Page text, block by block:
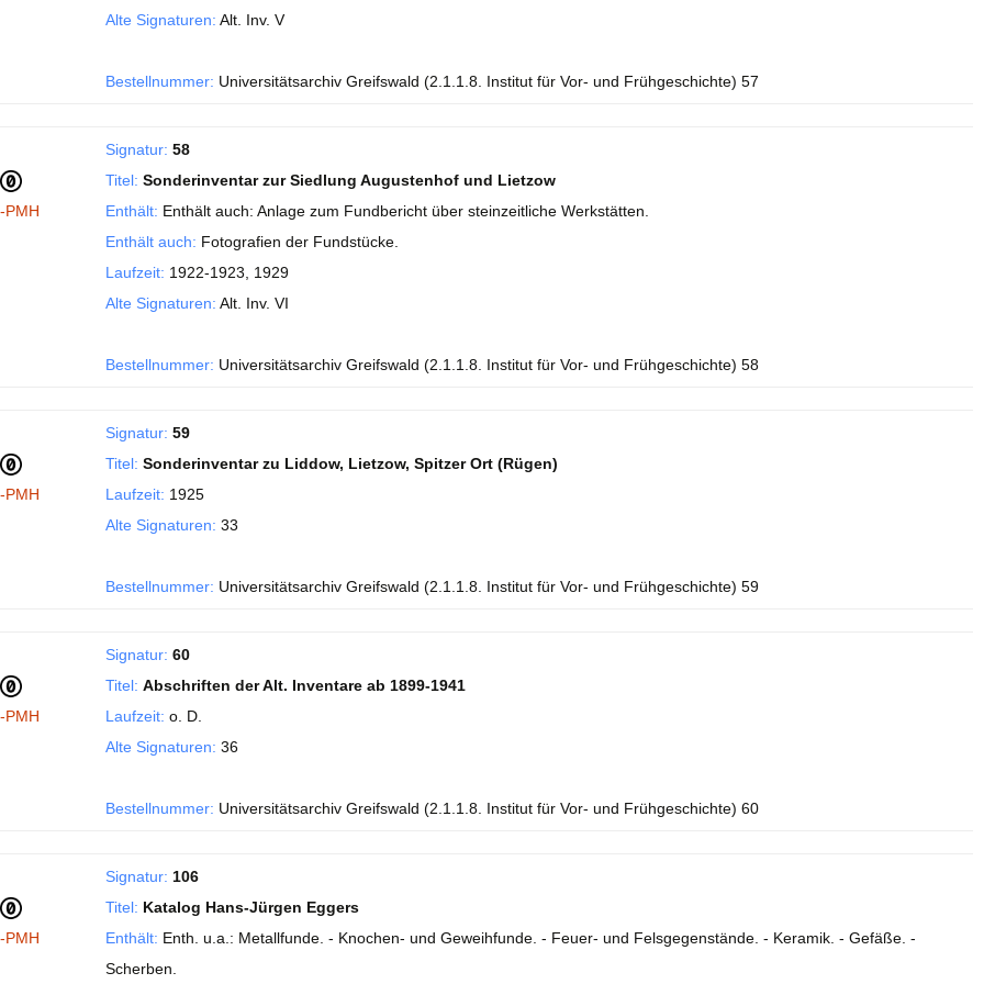
Alte Signaturen: Alt. Inv. V
Bestellnummer: Universitätsarchiv Greifswald (2.1.1.8. Institut für Vor- und Frühgeschichte) 57
PMH
Signatur: 58
Titel: Sonderinventar zur Siedlung Augustenhof und Lietzow
Enthält: Enthält auch: Anlage zum Fundbericht über steinzeitliche Werkstätten.
Enthält auch: Fotografien der Fundstücke.
Laufzeit: 1922-1923, 1929
Alte Signaturen: Alt. Inv. VI
Bestellnummer: Universitätsarchiv Greifswald (2.1.1.8. Institut für Vor- und Frühgeschichte) 58
PMH
Signatur: 59
Titel: Sonderinventar zu Liddow, Lietzow, Spitzer Ort (Rügen)
Laufzeit: 1925
Alte Signaturen: 33
Bestellnummer: Universitätsarchiv Greifswald (2.1.1.8. Institut für Vor- und Frühgeschichte) 59
PMH
Signatur: 60
Titel: Abschriften der Alt. Inventare ab 1899-1941
Laufzeit: o. D.
Alte Signaturen: 36
Bestellnummer: Universitätsarchiv Greifswald (2.1.1.8. Institut für Vor- und Frühgeschichte) 60
PMH
Signatur: 106
Titel: Katalog Hans-Jürgen Eggers
Enthält: Enth. u.a.: Metallfunde. - Knochen- und Geweihfunde. - Feuer- und Felsgegenstände. - Keramik. - Gefäße. -
Scherben.